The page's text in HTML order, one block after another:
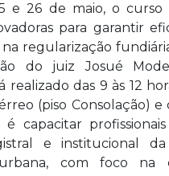
e 26 de maio, o curso
para garantir
regularização
do juiz Josué
realizado das 9 às 12
(piso Consolação) e
capacitar
e institucional da
com foco na